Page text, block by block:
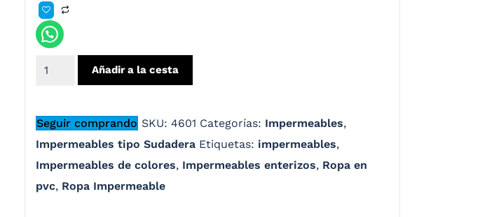
Añadir a la cesta
Seguir comprando SKU: 4601 Categorías: Impermeables,
Impermeables tipo Sudadera Etiquetas: impermeables,
Impermeables de colores, Impermeables enterizos, Ropa en
pvc, Ropa Impermeable